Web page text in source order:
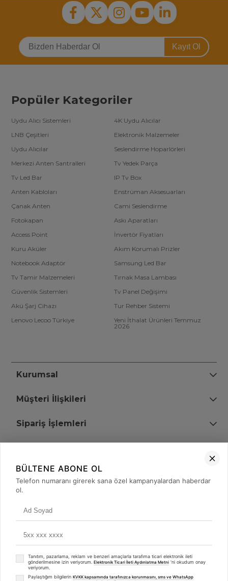
Kayıt Ol
Popüler Kategoriler
Uydu Alıcı Sistemleri
4K Uydu Alıcılar
LNB Çeşitleri
Elektronik Malzemeler
Uydu Alıcılar
Seslendirme Hoparlörleri
Merkezi Anten Santralleri
Tv Yedek Parça
Tv Led Bar
IP Tv Box
Anten Kabloları
Enstrüman Aksesuarları
Çanak Anten
Cami Seslendirme
Fotokapan
Askı Aparatları
Access Point
İnvertör Fiyatları
Kuru Aküler
Akım Korumalı Prizler
Notebook Adaptör
Samsung Led Bar
Tv Tamir Malzemeleri
Tırnak Masa Lambası
Güvenlik Sistemleri
Tv Panel Değişimi
Akü Şarj Cihazı
Tur Rehber Sistemi
Lenovo Lecoo Türkiye
Yeni İthalat Ürünleri Temmuz
2026
Kurumsal
Müşteri İlişkileri
Sipariş İşlemleri
+90 (850) 473 08 08
BÜLTENE ABONE OL
Telefon numaranı girerek sana özel kampanyalardan haberdar
ol.
Tanıtım, pazarlama, reklam ve benzeri amaçlarla tarafıma ticari elektronik ileti
gönderilmesine izin veriyorum. Elektronik Ticari İleti Aydınlatma Metni 'ni okudum onay
veriyorum.
Paylaştığım bilgilerin KVKK kapsamında tarafınızca korunmasını, sms ve WhatsApp